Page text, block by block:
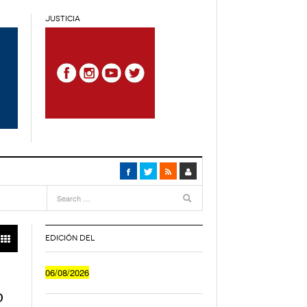
JUSTICIA
- 4
EDICIÓN DEL
06/08/2026